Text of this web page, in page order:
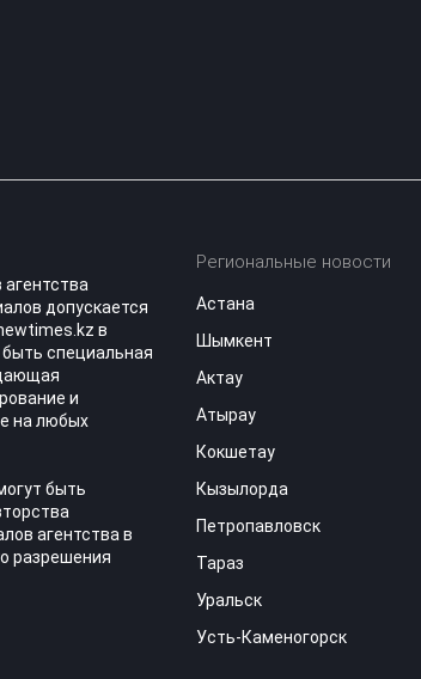
допускается
в
специальная
и
на любых
быть
агентства в
разрешения
Региональные новости
Астана
Шымкент
Актау
Атырау
Кокшетау
Кызылорда
Петропавловск
Тараз
Уральск
Усть-Каменогорск